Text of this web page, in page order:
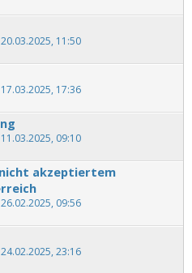
20.03.2025, 11:50
17.03.2025, 17:36
11.03.2025, 09:10
akzeptiertem
26.02.2025, 09:56
24.02.2025, 23:16